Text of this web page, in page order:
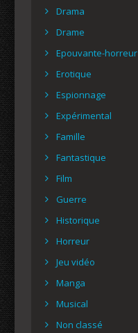
Drama
Drame
Epouvante-horreur
Erotique
Espionnage
Expérimental
Famille
Fantastique
Film
Guerre
Historique
Horreur
Jeu vidéo
Manga
Musical
Non classé